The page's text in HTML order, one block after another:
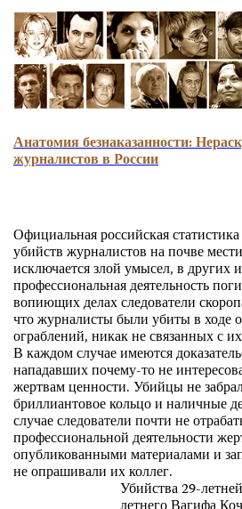
Анатомия безнаказанности:
журналистов в Pоссии
Официальная российская
убийств журналистов на почве
исключается злой умысел, в других
профессиональная деятельность
вопиющих делах следователи
что журналисты были убиты в ходе
ограблений, никак не связанных с
В каждом случае имеются
нападавших почему-то не
жертвам ценности. Убийцы не
бриллиантовое кольцо и наличные
случае следователи почти не
профессиональной деятельности
опубликованными материалами и
не опрашивали их коллег.
Убийства 29-